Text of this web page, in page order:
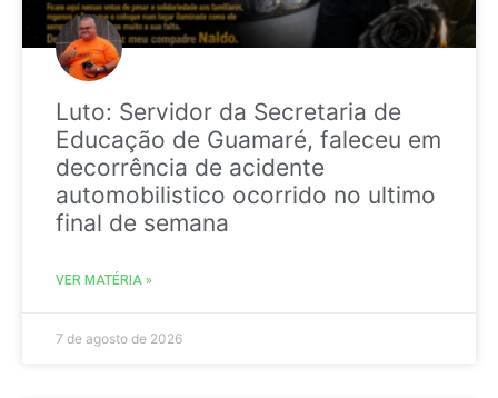
Luto: Servidor da Secretaria de
Educação de Guamaré, faleceu em
decorrência de acidente
automobilistico ocorrido no ultimo
final de semana
VER MATÉRIA »
7 de agosto de 2026